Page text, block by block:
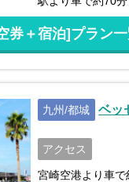
券＋宿泊]プラン
九州/都城 ベッ
アクセス
宮崎空港より車